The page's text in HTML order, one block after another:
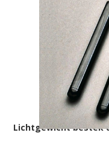
Lichtgewicht bestek